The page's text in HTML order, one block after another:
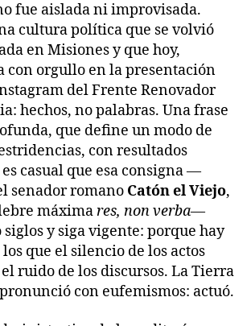
fue aislada ni improvisada.
cultura política que se volvió
en Misiones y que hoy,
con orgullo en la presentación
del Frente Renovador
hechos, no palabras. Una frase
que define un modo de
con resultados
casual que esa consigna —
senador romano Catón el Viejo,
máximares, non verba—
y siga vigente: porque hay
que el silencio de los actos
ruido de los discursos. La Tierra
con eufemismos: actuó.